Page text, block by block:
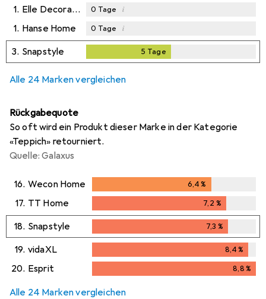
1. Elle Decoration 0 Tage i
1. Hanse Home 0 Tage i
3. Snapstyle 5 Tage
Alle 24 Marken vergleichen
Rückgabequote
So oft wird ein Produkt dieser Marke in der Kategorie
«Teppich» retourniert.
Quelle: Galaxus
16. Wecon Home 6,4%
17. TT Home 7,2 %
18. Snapstyle 7,3 %
19. vidaXL 8,4%
8,4%
20. Esprit 8,8%
Alle 24 Marken vergleichen